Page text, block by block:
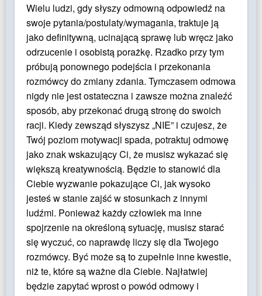
Wielu ludzi, gdy słyszy odmowną odpowiedź na
swoje pytania/postulaty/wymagania, traktuje ją
jako definitywną, ucinającą sprawę lub wręcz jako
odrzucenie i osobistą porażkę. Rzadko przy tym
próbują ponownego podejścia i przekonania
rozmówcy do zmiany zdania. Tymczasem odmowa
nigdy nie jest ostateczna i zawsze można znaleźć
sposób, aby przekonać drugą stronę do swoich
racji. Kiedy zewsząd słyszysz „NIE” i czujesz, że
Twój poziom motywacji spada, potraktuj odmowę
jako znak wskazujący Ci, że musisz wykazać się
większą kreatywnością. Będzie to stanowić dla
Ciebie wyzwanie pokazujące Ci, jak wysoko
jesteś w stanie zajść w stosunkach z innymi
ludźmi. Ponieważ każdy człowiek ma inne
spojrzenie na określoną sytuację, musisz starać
się wyczuć, co naprawdę liczy się dla Twojego
rozmówcy. Być może są to zupełnie inne kwestie,
niż te, które są ważne dla Ciebie. Najłatwiej
będzie zapytać wprost o powód odmowy i